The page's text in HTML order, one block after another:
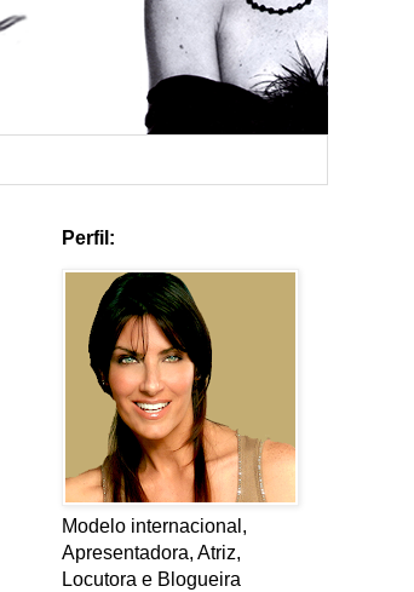
Perfil:
Modelo internacional,
Apresentadora, Atriz,
Locutora e Blogueira